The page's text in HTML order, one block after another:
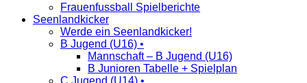
Frauenfussball Spielberichte
Seenlandkicker
Werde ein Seenlandkicker!
B Jugend (U16) •
Mannschaft – B Jugend (U16)
B Junioren Tabelle + Spielplan
C Jugend (U14) •